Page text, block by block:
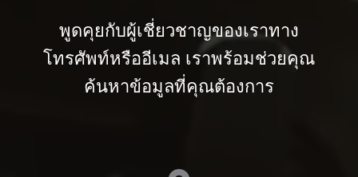
พูดคุยกับผู้เชี่ยวชาญของเราทาง
โทรศัพท์หรืออีเมล เราพร้อมช่วยคุณ
ค้นหาข้อมูลที่คุณต้องการ